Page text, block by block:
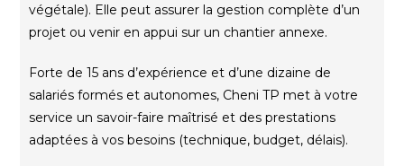
végétale). Elle peut assurer la gestion complète d’un
projet ou venir en appui sur un chantier annexe.
Forte de 15 ans d’expérience et d’une dizaine de
salariés formés et autonomes, Cheni TP met à votre
service un savoir-faire maîtrisé et des prestations
adaptées à vos besoins (technique, budget, délais).